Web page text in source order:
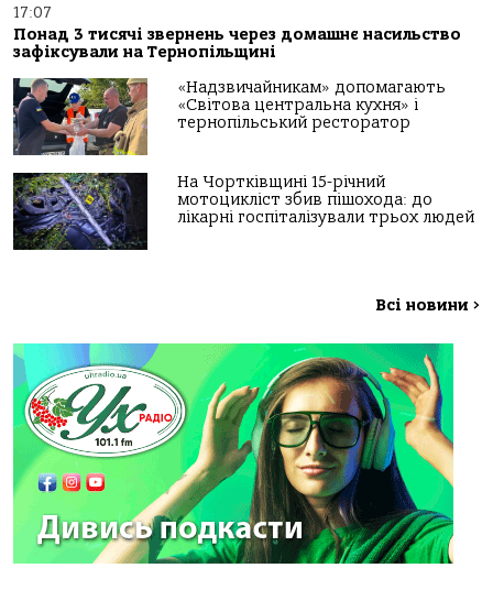
17:07
Понад 3 тисячі звернень через домашнє насильство
зафіксували на Тернопільщині
«Надзвичайникам» допомагають
«Світова центральна кухня» і
тернопільський ресторатор
На Чортківщині 15-річний
мотоцикліст збив пішохода: до
лікарні госпіталізували трьох людей
Всі новини >